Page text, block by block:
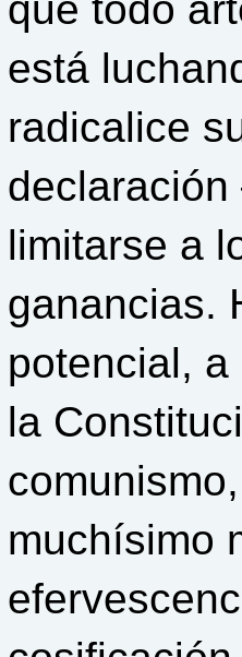
está
radicalice
limitarse a
ganancias.
potencial,
la
muchísimo